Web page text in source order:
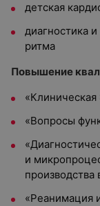
детская
диагностика
ритма
Повышение
«Клиническая
«Вопросы
и
производства
«Реанимация